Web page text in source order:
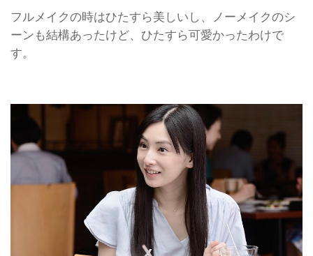
フルメイクの時はひたすら美しいし、ノーメイクのシ
ーンも結構あったけど、ひたすら可愛かったわけで
す。